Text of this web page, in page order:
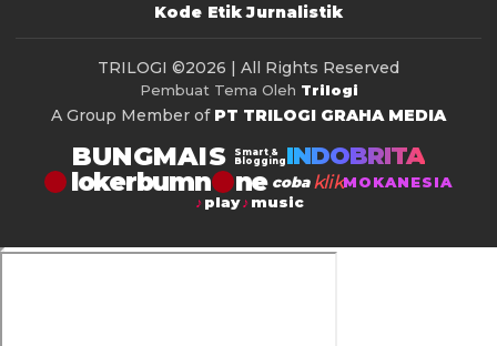
Kode Etik Jurnalistik
TRILOGI ©2026 | All Rights Reserved
Pembuat Tema Oleh Trilogi
A Group Member of PT TRILOGI GRAHA MEDIA
BUNGMAIS
Smart &
Blogging INDOBRITA
lokerbumn coba klikMOKANESIA
play
music